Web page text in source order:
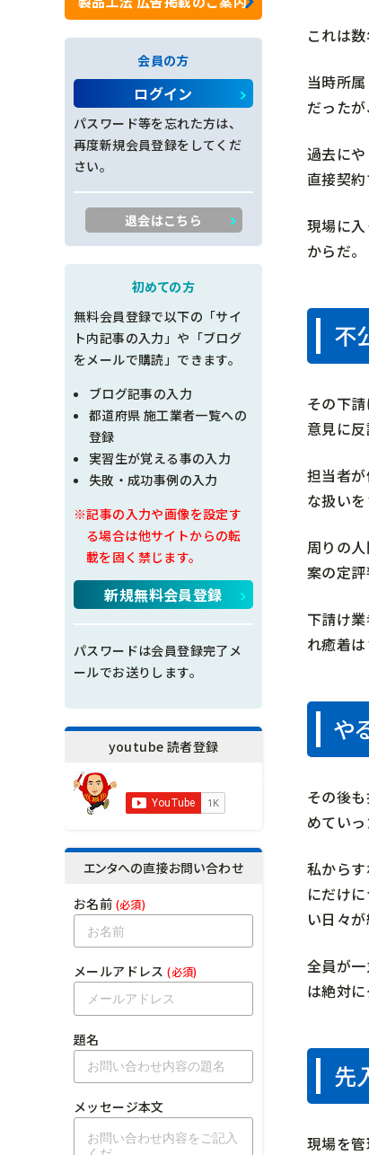
これは
当時所
だった
過去に
直接契
現場に
からだ。
不
その下
意見に
担当者
な扱いを
周りの
案の定評
下請け
れ癒着
や
その後
めてい
私から
にだけ
い日々が
全員が
は絶対
先
現場を
ロックネット工
法面工全般
施工管理
創意工夫
品質管理
出来形管理
工程管理
土木設計
現場問題点
その他
会員の方
ログイン
パスワード等を忘れた方は、
再度新規会員登録をしてくだ
さい。
退会はこちら
初めての方
無料会員登録で以下の「サイ
ト内記事の入力」や「ブログ
をメールで購読」できます。
ブログ記事の入力
都道府県 施工業者一覧への
登録
実習生が覚える事の入力
失敗・成功事例の入力
※記事の入力や画像を設定す
る場合は他サイトからの転
載を固く禁じます。
新規無料会員登録
パスワードは会員登録完了メ
ールでお送りします。
youtube 読者登録
エンタへの直接お問い合わせ
お名前 (必須)
メールアドレス (必須)
題名
メッセージ本文